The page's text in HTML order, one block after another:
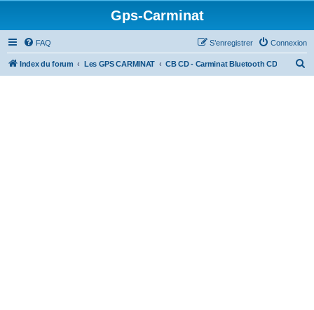
Gps-Carminat
FAQ Connexion
S’enregistrer
Index du forum Les GPS CARMINAT CB CD - Carminat Bluetooth CD